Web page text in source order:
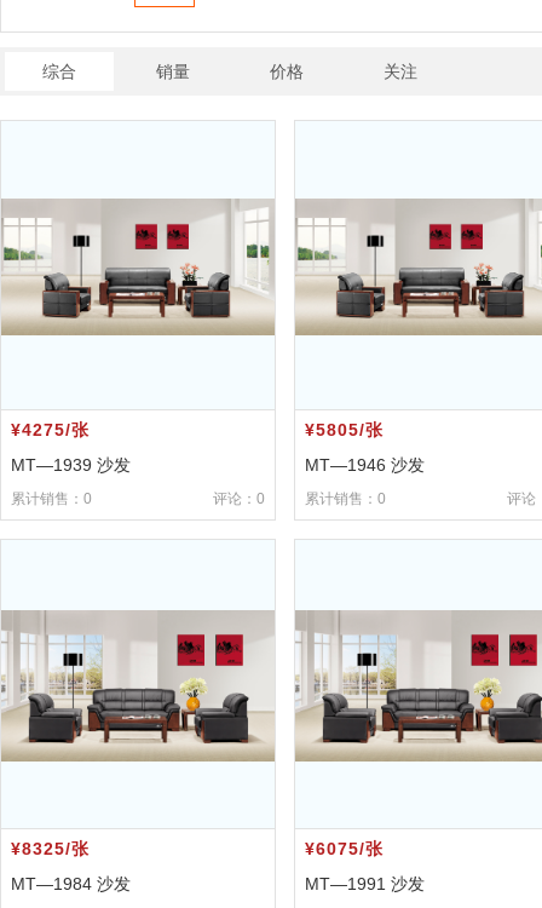
综合 销量 价格 关注
¥4275/张
MT—1939 沙发
累计销售：0 评论：0
¥5805/张
MT—1946 沙发
累计销售：0 评论
¥8325/张
MT—1984 沙发
¥6075/张
MT—1991 沙发